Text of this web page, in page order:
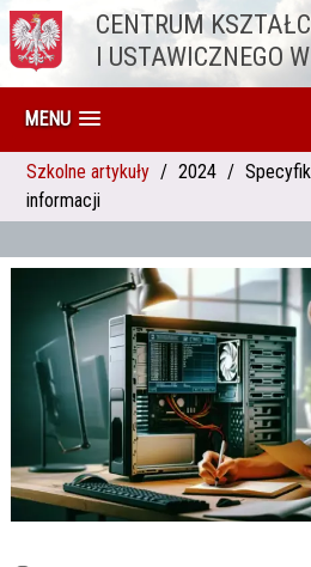
Przejdź do treściCENTRUM
I USTAWICZNEGO
MENU
Szkolne artykuły 2024
informacji